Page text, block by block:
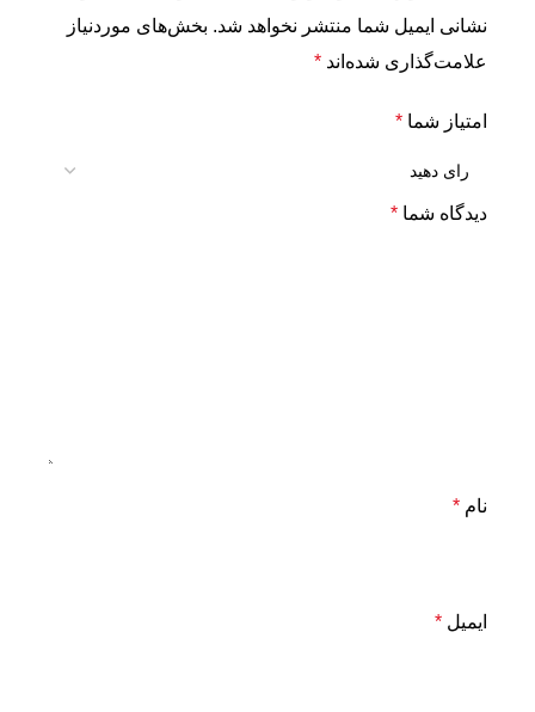
نشانی ایمیل شما منتشر نخواهد شد. بخش‌های موردنیاز
علامت‌گذاری شده‌اند *
امتیاز شما *
دیدگاه شما *
نام *
ایمیل *